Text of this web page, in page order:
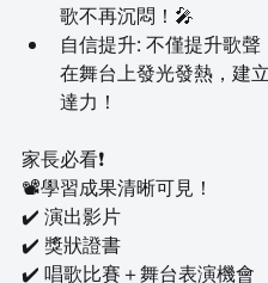
歌不再沉悶！🎤
自信提升: 不僅提升歌聲
在舞台上發光發熱，建
達力！
家長必看❗
📽️學習成果清晰可見！
✔️ 演出影片
✔️ 獎狀證書
✔️ 唱歌比賽＋舞台表演機會